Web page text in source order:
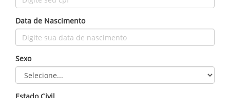
Data de Nascimento
Sexo